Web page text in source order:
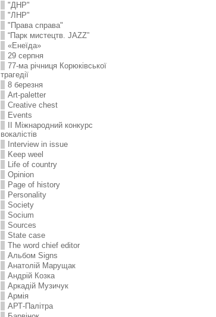
"ДНР"
"ЛНР"
"Права справа"
“Парк мистецтв. JAZZ”
«Енеїда»
29 серпня
77-ма річниця Корюківської
трагедії
8 березня
Art-paletter
Creative chest
Events
II Міжнародний конкурс
вокалістів
Interview in issue
Keep weel
Life of country
Opinion
Page of history
Personality
Society
Socium
Sources
State case
The word chief editor
Альбом Signs
Анатолій Марущак
Андрій Козка
Аркадій Музичук
Армія
АРТ-Палітра